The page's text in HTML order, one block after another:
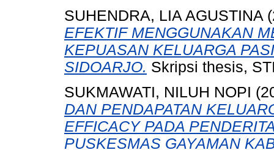
SUHENDRA, LIA AGUSTINA
EFEKTIF MENGGUNAKAN
KEPUASAN KELUARGA
SIDOARJO. Skripsi thesis,
SUKMAWATI, NILUH NOPI
DAN PENDAPATAN
EFFICACY PADA
PUSKESMAS GAYAMAN